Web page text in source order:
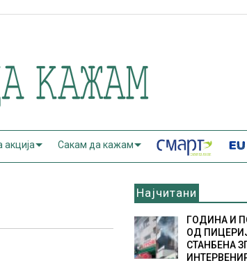
акција Сакам да кажам
Најчитани
ГОДИНА И
ОД
СТАНБЕНА